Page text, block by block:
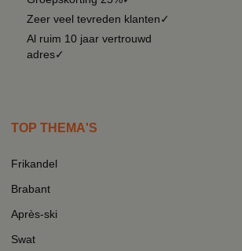
Zeer veel tevreden klanten✓
Al ruim 10 jaar vertrouwd
adres✓
TOP THEMA'S
Frikandel
Brabant
Après-ski
Swat